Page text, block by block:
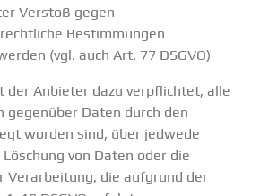
Verstoß gegen
Bestimmungen
(vgl. auch Art. 77 DSGVO)
der Anbieter dazu verpflichtet, alle
gegenüber Daten durch den
worden sind, über jedwede
von Daten oder die
Verarbeitung, die aufgrund der